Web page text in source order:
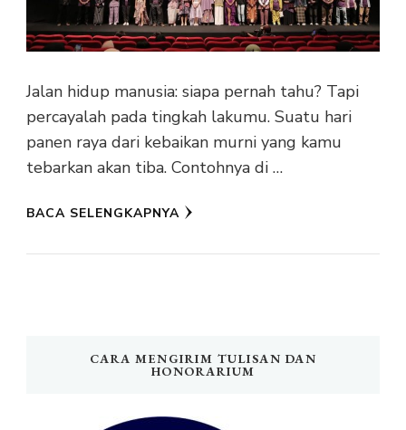
Jalan hidup manusia: siapa pernah tahu? Tapi
percayalah pada tingkah lakumu. Suatu hari
panen raya dari kebaikan murni yang kamu
tebarkan akan tiba. Contohnya di …
BACA SELENGKAPNYA
CARA MENGIRIM TULISAN DAN
HONORARIUM